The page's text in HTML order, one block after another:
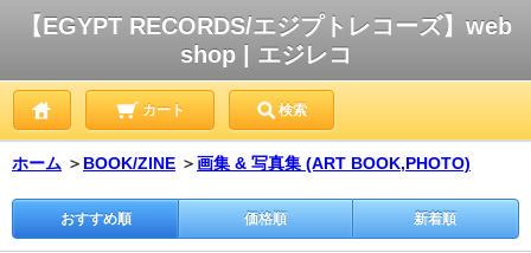
【EGYPT RECORDS/エジプトレコーズ】web
shop | エジレコ
カート 検索
ホーム ＞ BOOK/ZINE ＞画集 & 写真集 (ART BOOK,PHOTO)
おすすめ順 価格順 新着順